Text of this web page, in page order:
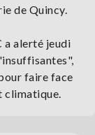
de Quincy.
a alerté jeudi
faire face
climatique.